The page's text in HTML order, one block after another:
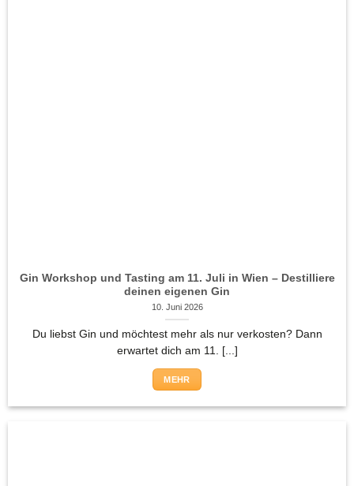
Gin Workshop und Tasting am 11. Juli in Wien – Destilliere
deinen eigenen Gin
10. Juni 2026
Du liebst Gin und möchtest mehr als nur verkosten? Dann
erwartet dich am 11. [...]
MEHR